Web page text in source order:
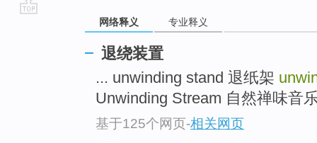
网络释义 专业释义
退绕装置
... unwinding stand 退纸架
Unwinding Stream 自然禅味音
基于125个网页-相关网页